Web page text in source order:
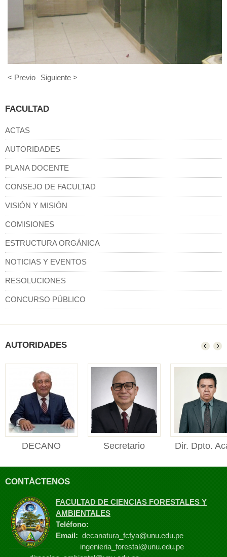
< Previo Siguiente >
FACULTAD
ACTAS
AUTORIDADES
PLANA DOCENTE
CONSEJO DE FACULTAD
VISIÓN Y MISIÓN
COMISIONES
ESTRUCTURA ORGÁNICA
NOTICIAS Y EVENTOS
RESOLUCIONES
CONCURSO PÚBLICO
AUTORIDADES
DECANO
Ciencias Forestales y
Ambienta...
Secretario
Dir. Dpto.
Fores...
CONTÁCTENOS
FACULTAD DE CIENCIAS FORESTALES Y
AMBIENTALES
Teléfono:
Email: decanatura_fcfya@unu.edu.pe
ingenieria_forestal@unu.edu.pe